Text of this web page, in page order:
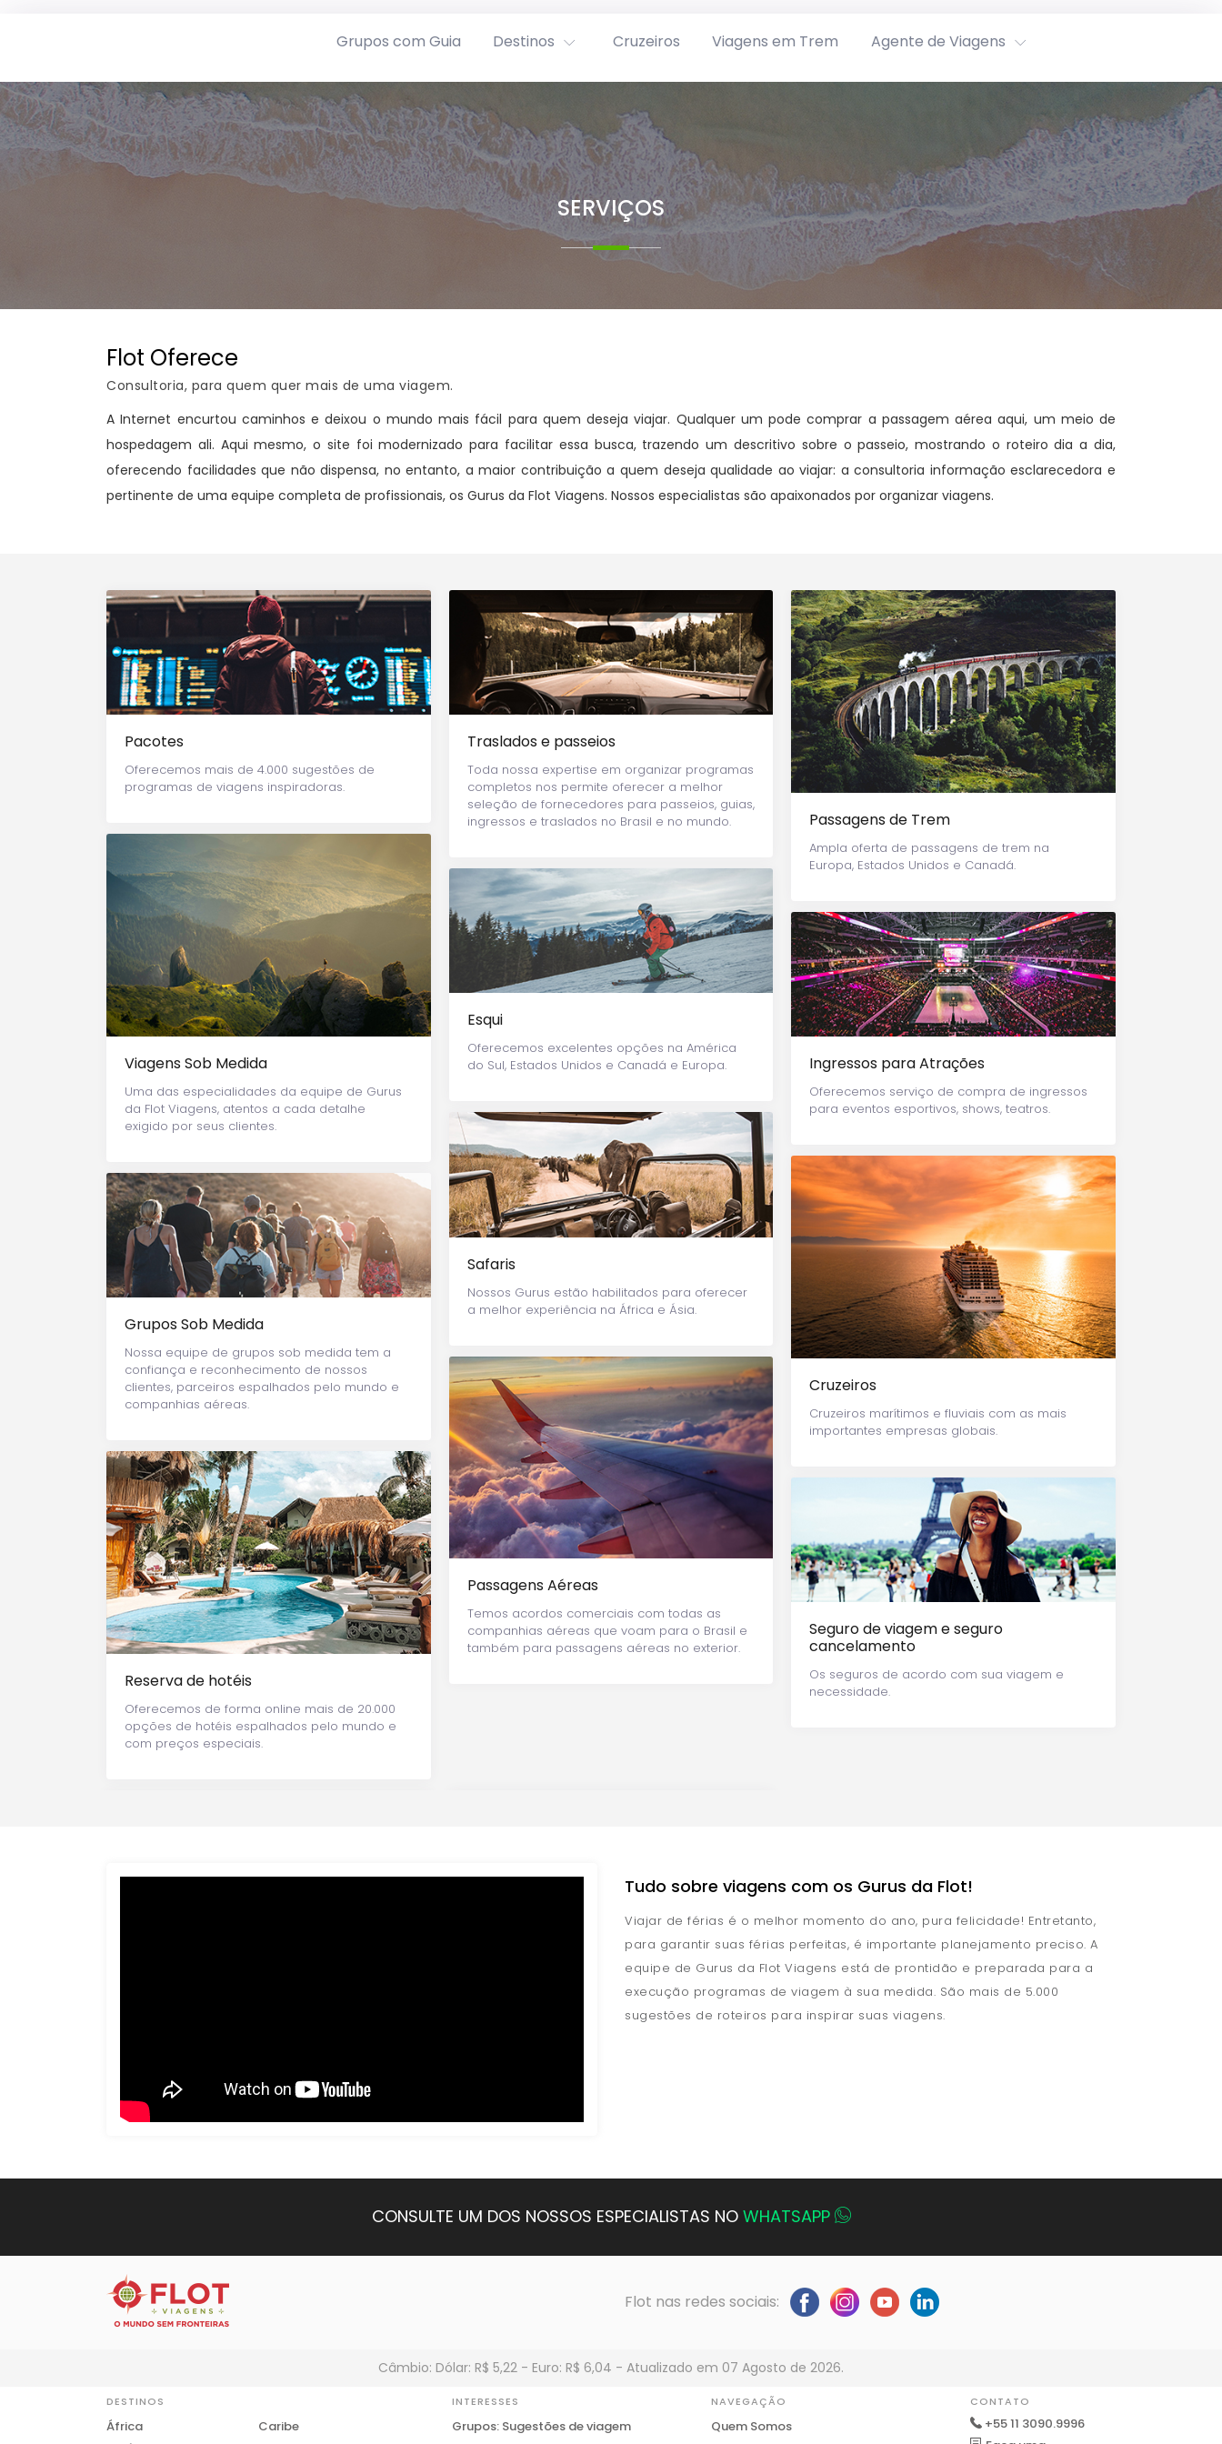
Grupos com Guia Destinos Cruzeiros Viagens em Trem Agente de Viagens
SERVIÇOS
Flot Oferece
Consultoria, para quem quer mais de uma viagem.
A Internet encurtou caminhos e deixou o mundo mais fácil para quem deseja viajar. Qualquer um pode comprar a passagem aérea aqui, um meio de
hospedagem ali. Aqui mesmo, o site foi modernizado para facilitar essa busca, trazendo um descritivo sobre o passeio, mostrando o roteiro dia a dia,
oferecendo facilidades que não dispensa, no entanto, a maior contribuição a quem deseja qualidade ao viajar: a consultoria informação esclarecedora e
pertinente de uma equipe completa de profissionais, os Gurus da Flot Viagens. Nossos especialistas são apaixonados por organizar viagens.
Pacotes
Oferecemos mais de 4.000 sugestões de
programas de viagens inspiradoras.
Viagens Sob Medida
Uma das especialidades da equipe de Gurus
da Flot Viagens, atentos a cada detalhe
exigido por seus clientes.
Grupos Sob Medida
Nossa equipe de grupos sob medida tem a
confiança e reconhecimento de nossos
clientes, parceiros espalhados pelo mundo e
companhias aéreas.
Reserva de hotéis
Oferecemos de forma online mais de 20.000
opções de hotéis espalhados pelo mundo e
com preços especiais.
Traslados e passeios
Toda nossa expertise em organizar programas
completos nos permite oferecer a melhor
seleção de fornecedores para passeios, guias,
ingressos e traslados no Brasil e no mundo.
Esqui
Oferecemos excelentes opções na América
do Sul, Estados Unidos e Canadá e Europa.
Safaris
Nossos Gurus estão habilitados para oferecer
a melhor experiência na África e Ásia.
Passagens Aéreas
Temos acordos comerciais com todas as
companhias aéreas que voam para o Brasil e
também para passagens aéreas no exterior.
Passagens de Trem
Ampla oferta de passagens de trem na
Europa, Estados Unidos e Canadá.
Ingressos para Atrações
Oferecemos serviço de compra de ingressos
para eventos esportivos, shows, teatros.
Cruzeiros
Cruzeiros marítimos e fluviais com as mais
importantes empresas globais.
Seguro de viagem e seguro
cancelamento
Os seguros de acordo com sua viagem e
necessidade.
Tudo sobre viagens com os Gurus da Flot!
Viajar de férias é o melhor momento do ano, pura felicidade! Entretanto,
para garantir suas férias perfeitas, é importante planejamento preciso. A
equipe de Gurus da Flot Viagens está de prontidão e preparada para a
execução programas de viagem à sua medida. São mais de 5.000
sugestões de roteiros para inspirar suas viagens.
CONSULTE UM DOS NOSSOS ESPECIALISTAS NO WHATSAPP
Flot nas redes sociais:
Câmbio: Dólar: R$ 5,22 - Euro: R$ 6,04 - Atualizado em 07 Agosto de 2026.
DESTINOS
África
Caribe
INTERESSES
Grupos: Sugestões de viagem
NAVEGAÇÃO
Quem Somos
CONTATO
+55 11 3090.9996